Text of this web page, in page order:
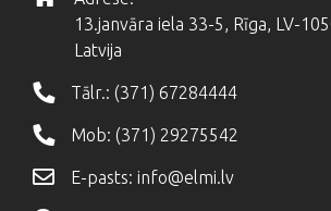
13.janvāra iela 33-5, Rīga, LV-
Latvija
Tālr.: (371) 67284444
Mob: (371) 29275542
E-pasts: info@elmi.lv